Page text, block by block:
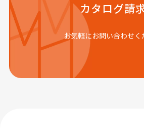
カタログ請
お気軽にお問い合わせく